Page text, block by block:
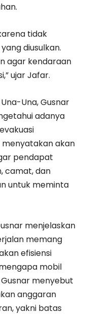
tidak
diusulkan.
agar kendaraan
ujar Jafar.
Una, Gusnar
adanya
akan
pendapat
camat, dan
untuk meminta
menjelaskan
memang
efisiensi
mobil
menyebut
anggaran
yakni batas